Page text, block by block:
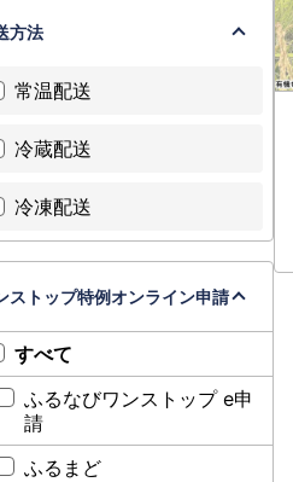
方法
常温配送
冷蔵配送
冷凍配送
ストップ特例オンライン申請
すべて
ふるなびワンストップ e申
請
ふるまど